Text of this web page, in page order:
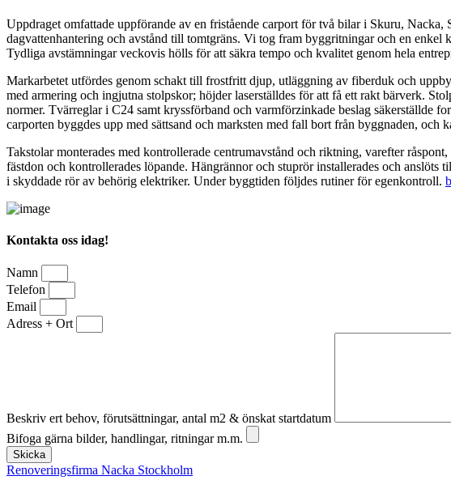
Uppdraget omfattade uppförande av en fristående carport för två bilar i Skuru,
dagvattenhantering och avstånd till tomtgräns. Vi tog fram byggritningar och en
Tydliga avstämningar veckovis hölls för att säkra tempo och kvalitet genom hela
Markarbetet utfördes genom schakt till frostfritt djup, utläggning av fiberduk och
med armering och ingjutna stolpskor; höjder laserställdes för att få ett rakt bärverk.
normer. Tvärreglar i C24 samt kryssförband och varmförzinkade beslag säkerställde
carporten byggdes upp med sättsand och marksten med fall bort från byggnaden, och
Takstolar monterades med kontrollerade centrumavstånd och riktning, varefter
fästdon och kontrollerades löpande. Hängrännor och stuprör installerades och
i skyddade rör av behörig elektriker. Under byggtiden följdes rutiner för egenkontroll.
Kontakta oss idag!
Namn
Telefon
Email
Adress + Ort
Beskriv ert behov, förutsättningar, antal m2 & önskat startdatum
Bifoga gärna bilder, handlingar, ritningar m.m.
Skicka
Renoveringsfirma Nacka Stockholm